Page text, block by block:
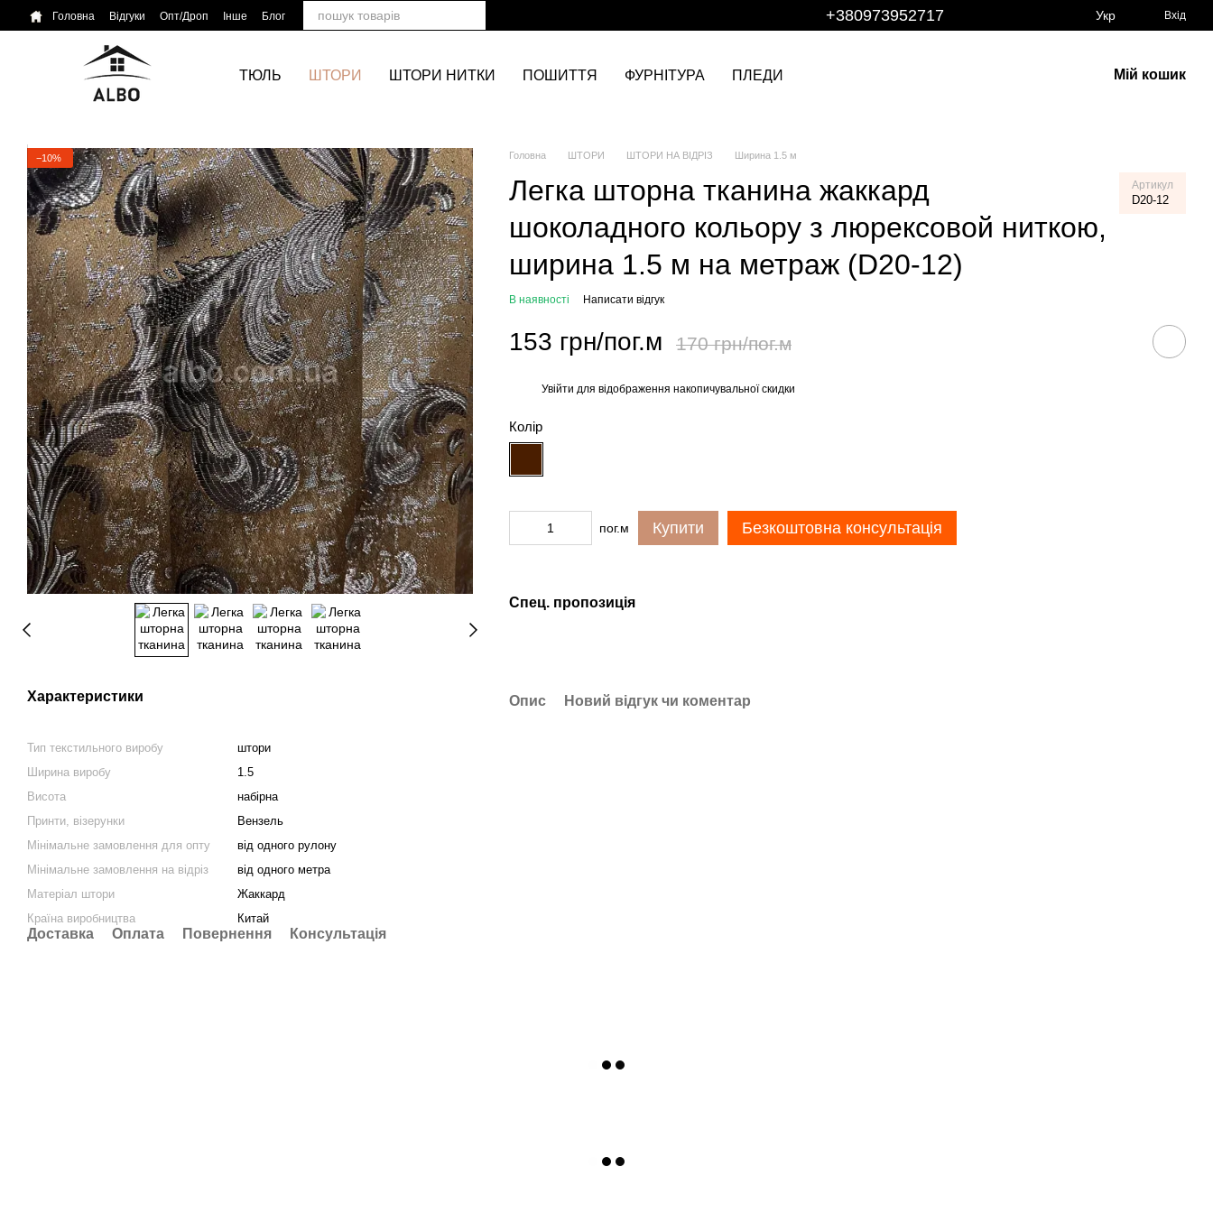
Перейти до основного контенту
Головна Відгуки Опт/Дроп Інше Блог +380973952717 Укр Вхід
ТЮЛЬ ШТОРИ ШТОРИ НИТКИ ПОШИТТЯ ФУРНІТУРА ПЛЕДИ Мій кошик
−10%
Характеристики
Тип текстильного виробу
штори
Ширина виробу
1.5
Висота
набірна
Принти, візерунки
Вензель
Мінімальне замовлення для опту
від одного рулону
Мінімальне замовлення на відріз
від одного метра
Матеріал штори
Жаккард
Країна виробництва
Китай
Доставка Оплата Повернення Консультація
Головна ШТОРИ ШТОРИ НА ВІДРІЗ Ширина 1.5 м
Легка шторна тканина жаккард
шоколадного кольору з люрексовой ниткою,
ширина 1.5 м на метраж (D20-12)
Артикул
D20-12
В наявності Написати відгук
153 грн/пог.м 170 грн/пог.м
Увійти для відображення накопичувальної скидки
Колір
пог.м Купити Безкоштовна консультація
Спец. пропозиція
Опис Новий відгук чи коментар